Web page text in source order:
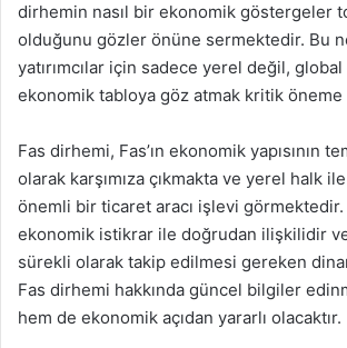
dirhemin nasıl bir ekonomik göstergeler
olduğunu gözler önüne sermektedir. Bu
yatırımcılar için sadece yerel değil,
ekonomik tabloya göz atmak kritik öneme
Fas dirhemi, Fas’ın ekonomik yapısının
olarak karşımıza çıkmakta ve yerel halk
önemli bir ticaret aracı işlevi
ekonomik istikrar ile doğrudan ilişkilidir
sürekli olarak takip edilmesi gereken
Fas dirhemi hakkında güncel bilgiler
hem de ekonomik açıdan yararlı olacaktır.